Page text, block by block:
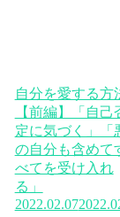
自分を愛する方
【前編】「自己
定に気づく」「
の自分も含めて
べてを受け入れ
る」
2022.02.07